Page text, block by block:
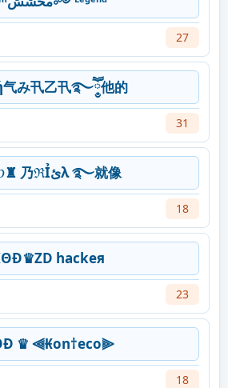
27
气み卂乙卂࿐ཽ༵他的
31
ภ₮℘♜ 乃ℜỈئλ ࿐就像
18
hackeя
23
♛ ⫷₭on†eco⫸
18